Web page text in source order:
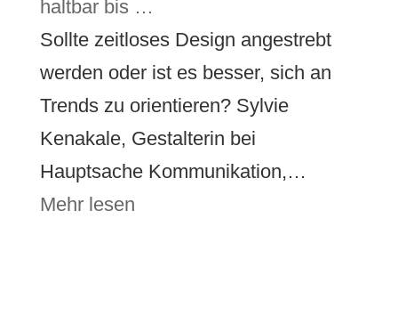
haltbar bis …
Sollte zeitloses Design angestrebt
werden oder ist es besser, sich an
Trends zu orientieren? Sylvie
Kenakale, Gestalterin bei
Hauptsache Kommunikation,…
Mehr lesen